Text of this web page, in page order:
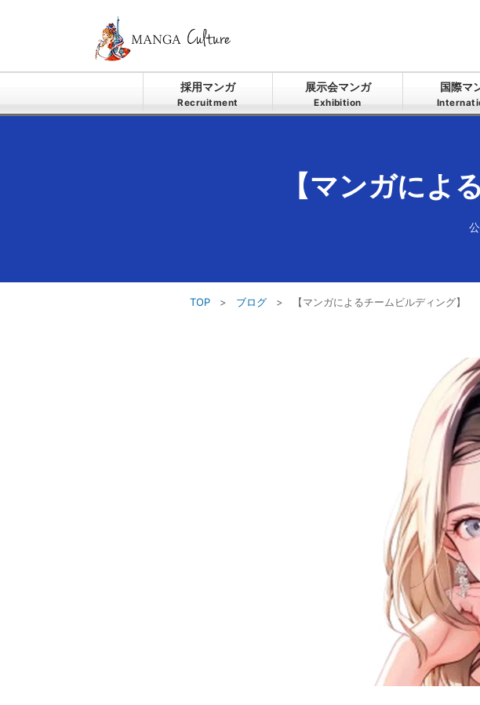
採用マンガ
Recruitment
展示会マンガ
Exhibition
国際マ
【マンガによ
TOP > ブログ > 【マンガによるチームビルディング】